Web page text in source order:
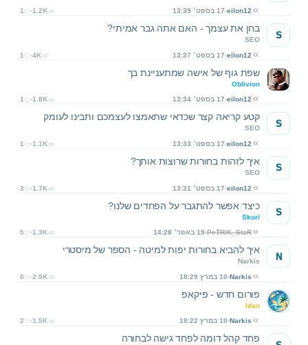
eilon12 17 בספט׳ 13:39 1 1.2K
בחן את עצמך - האם אתה גבר אמיתי?
SEO
eilon12 17 בספט׳ 13:37 1 4K
S
שפת גוף של אישה שמתעניינת בך
Oblivion
eilon12 17 בספט׳ 13:34 1 1.8K
קטע קריאה קצר שכדאי שתאמצו לעצמכם ותבינו לעומק
SEO
eilon12 17 בספט׳ 13:33 1 1.1K
S
איך לזהות בחורות שרוצות אותך?
SEO
eilon12 17 בספט׳ 13:31 3 1.7K
S
כיצד אפשר להתגבר על הפחדים שלנו?
Skuri
PeTRiK_StaR 19 באפר׳ 14:28 5 1.3K
S
איך להביא בחורות יפות למיטה - הספר של מיסטרי
Narkis
Narkis 10 במרץ 18:29 0 2.9K
N
פורום חדש - פיקאפ
Idan
Narkis 10 במרץ 18:22 2 1.5K
פחד קהל דומה לפחד גישה לבחורה